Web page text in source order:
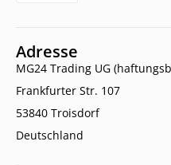
Adresse
MG24 Trading UG
Frankfurter Str. 107
53840 Troisdorf
Deutschland